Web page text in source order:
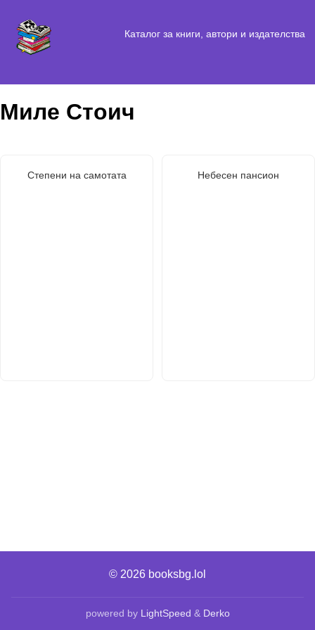
Каталог за книги, автори и издателства
Миле Стоич
Степени на самотата Небесен пансион
© 2026 booksbg.lol
powered by LightSpeed & Derko